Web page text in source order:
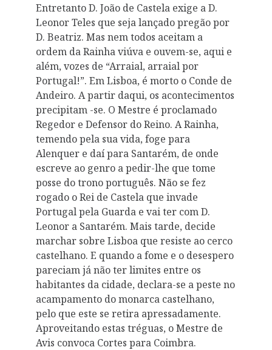
Entretanto D. João de Castela exige a D.
Leonor Teles que seja lançado pregão por
D. Beatriz. Mas nem todos aceitam a
ordem da Rainha viúva e ouvem-se, aqui e
além, vozes de “Arraial, arraial por
Portugal!”. Em Lisboa, é morto o Conde de
Andeiro. A partir daqui, os acontecimentos
precipitam­ -se. O Mestre é proclamado
Regedor e Defensor do Reino. A Rainha,
temendo pela sua vida, foge para
Alenquer e daí para Santarém, de onde
escreve ao genro a pedir-lhe que tome
posse do trono português. Não se fez
rogado o Rei de Castela que invade
Portugal pela Guarda e vai ter com D.
Leonor a Santarém. Mais tarde, decide
marchar sobre Lisboa que resiste ao cerco
castelhano. E quando a fome e o desespero
pareciam já não ter limites entre os
habitantes da cidade, declara-se a peste no
acampamento do monarca castelhano,
pelo que este se retira apressadamente.
Aproveitando estas tréguas, o Mestre de
Avis convoca Cortes para Coimbra.